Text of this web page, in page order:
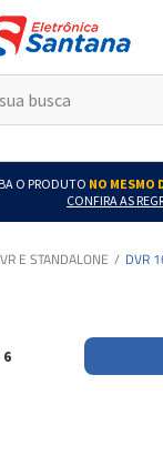
O PRODUTO NO MESMO
CONFIRA AS
E STANDALONE DVR
6